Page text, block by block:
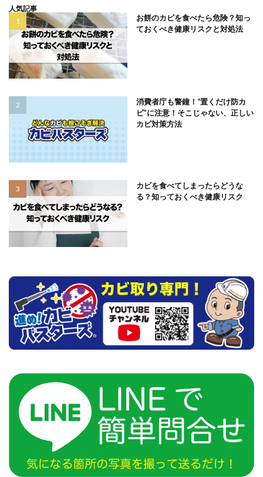
人気記事
お餅のカビを食べたら危険？知っ
ておくべき健康リスクと対処法
消費者庁も警鐘！“置くだけ防カ
ビ”に注意！そこじゃない、正しい
カビ対策方法
カビを食べてしまったらどうな
る？知っておくべき健康リスク